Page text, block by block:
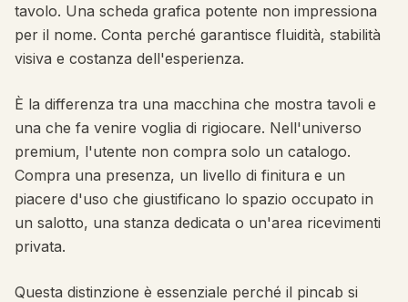
tavolo. Una scheda grafica potente non impressiona
per il nome. Conta perché garantisce fluidità, stabilità
visiva e costanza dell'esperienza.
È la differenza tra una macchina che mostra tavoli e
una che fa venire voglia di rigiocare. Nell'universo
premium, l'utente non compra solo un catalogo.
Compra una presenza, un livello di finitura e un
piacere d'uso che giustificano lo spazio occupato in
un salotto, una stanza dedicata o un'area ricevimenti
privata.
Questa distinzione è essenziale perché il pincab si